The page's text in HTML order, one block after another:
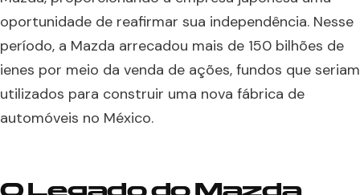
oportunidade de reafirmar sua independência. Nesse
período, a Mazda arrecadou mais de 150 bilhões de
ienes por meio da venda de ações, fundos que seriam
utilizados para construir uma nova fábrica de
automóveis no México.